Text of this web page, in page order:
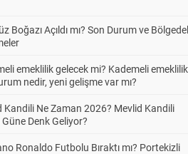
Boğazı Açıldı mı? Son Durum ve
emeklilik gelecek mi? Kademeli
nedir, yeni gelişme var mı?
Kandili Ne Zaman 2026? Mevlid Kandili
Denk Geliyor?
Ronaldo Futbolu Bıraktı mı? Portekizli